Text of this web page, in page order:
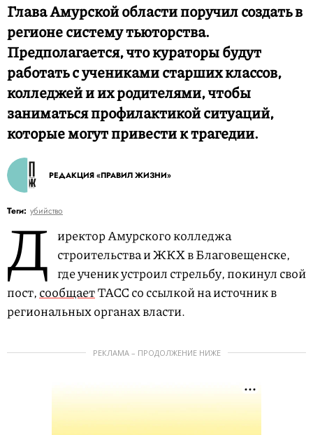
Глава Амурской области поручил создать в
регионе систему тьюторства.
Предполагается, что кураторы будут
работать с учениками старших классов,
колледжей и их родителями, чтобы
заниматься профилактикой ситуаций,
которые могут привести к трагедии.
РЕДАКЦИЯ «ПРАВИЛ ЖИЗНИ»
Теги: убийство
Д иректор Амурского колледжа
строительства и ЖКХ в Благовещенске,
где ученик устроил стрельбу, покинул свой
пост,сообщаетТАСС со ссылкой на источник в
региональных органах власти.
РЕКЛАМА – ПРОДОЛЖЕНИЕ НИЖЕ